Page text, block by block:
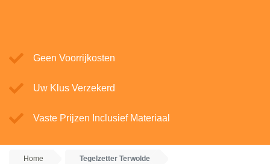
Geen Voorrijkosten
Uw Klus Verzekerd
Vaste Prijzen Inclusief Materiaal
Home Tegelzetter Terwolde